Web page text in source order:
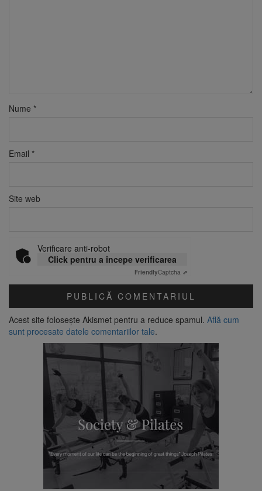
Nume *
Email *
Site web
Verificare anti-robot
Click pentru a începe verificarea
FriendlyCaptcha ⇗
Acest site folosește Akismet pentru a reduce spamul. Află cum
sunt procesate datele comentariilor tale.